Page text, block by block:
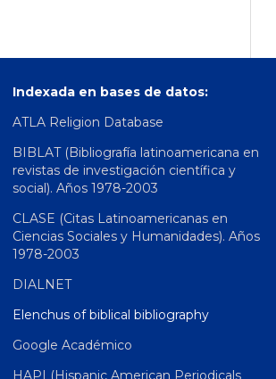
Indexada en bases de datos:
ATLA Religion Database
BIBLAT (Bibliografía latinoamericana en
revistas de investigación científica y
social). Años 1978-2003
CLASE (Citas Latinoamericanas en
Ciencias Sociales y Humanidades). Años
1978-2003
DIALNET
Elenchus of biblical bibliography
Google Académico
HAPI (Hispanic American Periodicals